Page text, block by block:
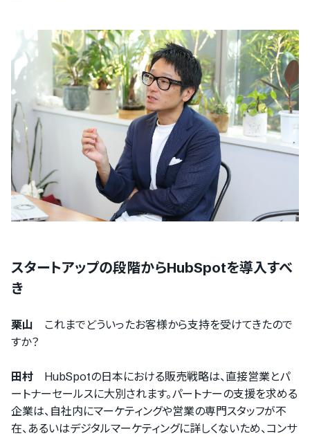
スタートアップの段階からHubSpotを導入すべ
き
栗山 これまでどういったお客様から支持を受けてきたので
すか？
田村 HubSpotの日本における販売戦略は、直接営業とパ
ートナーセールスに大別されます。パートナーの支援を求める
企業は、自社内にマーケティングや営業の専門スタッフが不
在、あるいはデジタルマーケティングに詳しくないため、コンサ